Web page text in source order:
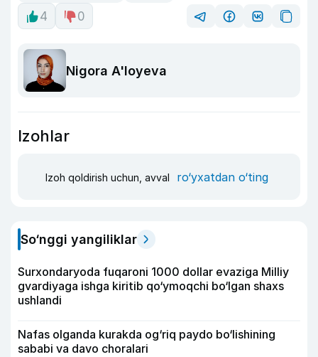
4
0
Nigora A'loyeva
Izohlar
Izoh qoldirish uchun, avval ro‘yxatdan o‘ting
So‘nggi yangiliklar
Surxondaryoda fuqaroni 1000 dollar evaziga Milliy
gvardiyaga ishga kiritib qo‘ymoqchi bo‘lgan shaxs
ushlandi
Nafas olganda kurakda og‘riq paydo bo‘lishining
sababi va davo choralari